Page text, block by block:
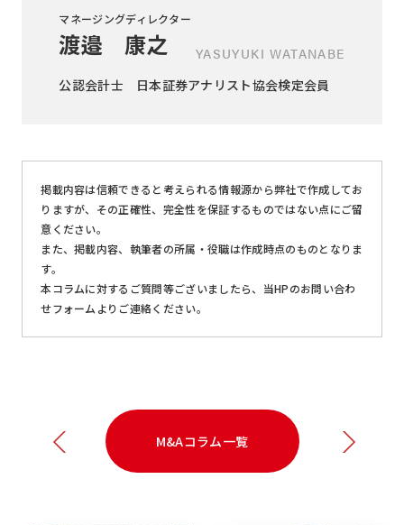
マネージングディレクター
渡邉 康之
YASUYUKI WATANABE
公認会計士
日本証券アナリスト協会検定会員
掲載内容は信頼できると考えられる情報源から弊社で作成してお
りますが、その正確性、完全性を保証するものではない点にご留
意ください。
また、掲載内容、執筆者の所属・役職は作成時点のものとなりま
す。
本コラムに対するご質問等ございましたら、当HPのお問い合わ
せフォームよりご連絡ください。
M&Aコラム一覧